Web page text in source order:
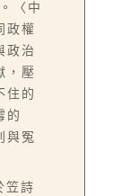
〈中
政權
政治
，壓
住的
的
與冤
笠詩